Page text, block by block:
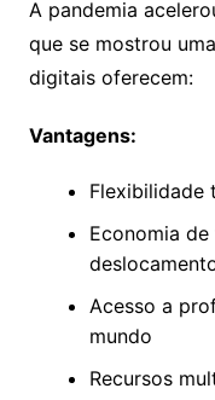
A pandemia
que se mostrou
digitais oferecem:
Vantagens:
Flexibilidade
Economia
Acesso a
mundo
Recursos